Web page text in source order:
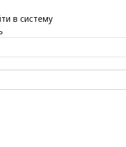
в систему